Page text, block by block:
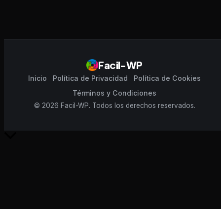
Facil-WP
Inicio Política de Privacidad
Política de Cookies
Términos y Condiciones
© 2026 Facil-WP. Todos los derechos reservados.